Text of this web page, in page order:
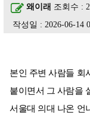
왜이래 조회수 :
작성일 : 2026-06-14
본인 주변 사람들 회
붙이면서 그 사람을
서울대 의대 나온 언